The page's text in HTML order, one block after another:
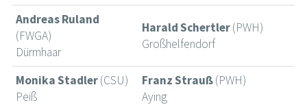
Andreas Ruland
(FWGA)
Dürrnhaar
Harald Schertler(PWH)
Großhelfendorf
Monika Stadler(CSU)
Peiß
Franz Strauß(PWH)
Aying